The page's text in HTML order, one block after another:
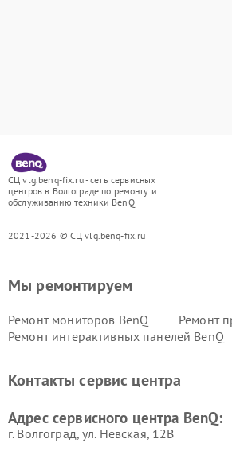
СЦ vlg.benq-fix.ru - сеть сервисных
центров в Волгограде по ремонту и
обслуживанию техники BenQ
2021-2026 © СЦ vlg.benq-fix.ru
Мы ремонтируем
Ремонт мониторов BenQ
Ремонт
Ремонт интерактивных панелей BenQ
Контакты сервис центра
Адрес сервисного центра BenQ:
г. Волгоград, ул. Невская, 12В